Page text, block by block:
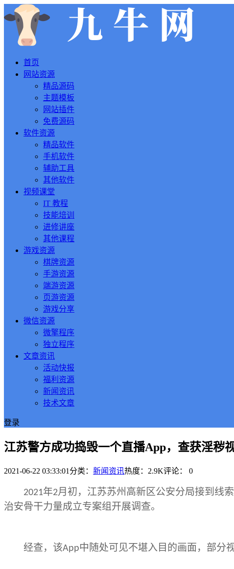
首页
网站资源
精品源码
主题模板
网站插件
免费源码
软件资源
精品软件
手机软件
辅助工具
其他软件
视频课堂
IT 教程
技能培训
进修讲座
其他课程
游戏资源
棋牌资源
手游资源
端游资源
页游资源
游戏分享
微信资源
微擎程序
独立程序
文章资讯
活动快报
福利资源
新闻资讯
技术文章
登录
江苏警方成功捣毁一个直播App，查获淫秽视
2021-06-22 03:33:01 分类： 新闻资讯热度：2.9K评论： 0
2021年2月初，江苏苏州高新区公安分局接到线
治安骨干力量成立专案组开展调查。
经查，该App中随处可见不堪入目的画面，部分